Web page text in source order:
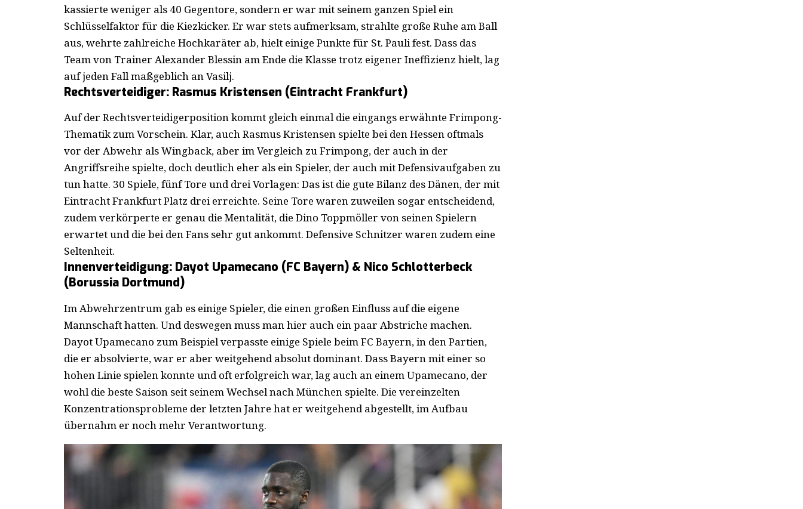
kassierte weniger als 40 Gegentore, sondern er war mit seinem ganzen Spiel ein
Schlüsselfaktor für die Kiezkicker. Er war stets aufmerksam, strahlte große Ruhe am Ball
aus, wehrte zahlreiche Hochkaräter ab, hielt einige Punkte für St. Pauli fest. Dass das
Team von Trainer Alexander Blessin am Ende die Klasse trotz eigener Ineffizienz hielt, lag
auf jeden Fall maßgeblich an Vasilj.
Rechtsverteidiger: Rasmus Kristensen (Eintracht Frankfurt)
Auf der Rechtsverteidigerposition kommt gleich einmal die eingangs erwähnte Frimpong-
Thematik zum Vorschein. Klar, auch Rasmus Kristensen spielte bei den Hessen oftmals
vor der Abwehr als Wingback, aber im Vergleich zu Frimpong, der auch in der
Angriffsreihe spielte, doch deutlich eher als ein Spieler, der auch mit Defensivaufgaben zu
tun hatte. 30 Spiele, fünf Tore und drei Vorlagen: Das ist die gute Bilanz des Dänen, der mit
Eintracht Frankfurt Platz drei erreichte. Seine Tore waren zuweilen sogar entscheidend,
zudem verkörperte er genau die Mentalität, die Dino Toppmöller von seinen Spielern
erwartet und die bei den Fans sehr gut ankommt. Defensive Schnitzer waren zudem eine
Seltenheit.
Innenverteidigung: Dayot Upamecano (FC Bayern) & Nico Schlotterbeck
(Borussia Dortmund)
Im Abwehrzentrum gab es einige Spieler, die einen großen Einfluss auf die eigene
Mannschaft hatten. Und deswegen muss man hier auch ein paar Abstriche machen.
Dayot Upamecano zum Beispiel verpasste einige Spiele beim FC Bayern, in den Partien,
die er absolvierte, war er aber weitgehend absolut dominant. Dass Bayern mit einer so
hohen Linie spielen konnte und oft erfolgreich war, lag auch an einem Upamecano, der
wohl die beste Saison seit seinem Wechsel nach München spielte. Die vereinzelten
Konzentrationsprobleme der letzten Jahre hat er weitgehend abgestellt, im Aufbau
übernahm er noch mehr Verantwortung.